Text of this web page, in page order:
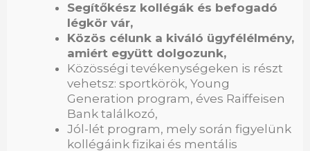
Segítőkész kollégák és befogadó
légkör vár,
Közös célunk a kiváló ügyfélélmény,
amiért együtt dolgozunk,
Közösségi tevékenységeken is részt
vehetsz: sportkörök, Young
Generation program, éves Raiffeisen
Bank találkozó,
Jól-lét program, mely során figyelünk
kollégáink fizikai és mentális